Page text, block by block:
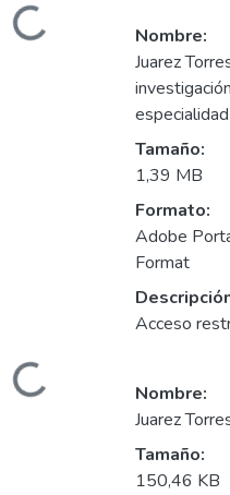
Cargando...
Cargando...
Nombre:
Juarez
Tamaño:
1,39 MB
Formato:
Adobe
Format
Acceso
Nombre:
Juarez
Tamaño:
150,46 KB